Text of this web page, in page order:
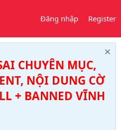
Đăng nhập Register
CHUYÊN MỤC,
NỘI DUNG CỜ
+ BANNED VĨNH